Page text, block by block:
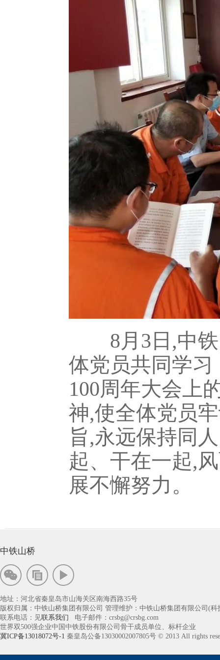
8月3日,中铁
体党员共同学
100周年大会上
神,使全体党员
旨,永远保持同
起、干在一起,
展不懈努力。
中铁山桥
地址：河北省秦皇岛市山海关区南海西路35号
版权归属：中铁山桥集团有限公司 管理维护：中铁山桥集团有限公司(科
联系电话：见联系我们
电子邮件：crsbg@crsbg.com
世界双500强企业中国中铁股份有限公司骨干成员单位、标杆企业
冀ICP备13018072号-1 秦皇岛公备13030002007805号 © 2013 All rights